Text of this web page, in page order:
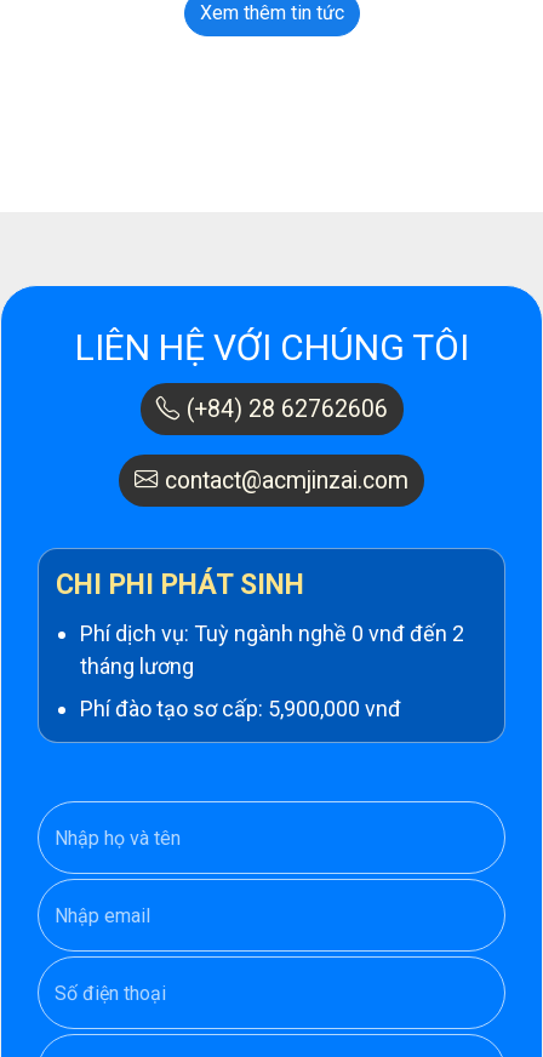
Xem thêm tin tức
LIÊN HỆ VỚI CHÚNG TÔI
(+84) 28 62762606
contact@acmjinzai.com
CHI PHI PHÁT SINH
Phí dịch vụ: Tuỳ ngành nghề 0 vnđ đến 2
tháng lương
Phí đào tạo sơ cấp: 5,900,000 vnđ